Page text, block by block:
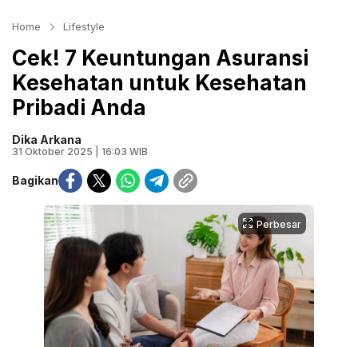
Home Lifestyle
Cek! 7 Keuntungan Asuransi
Kesehatan untuk Kesehatan
Pribadi Anda
Dika Arkana
31 Oktober 2025 | 16:03 WIB
Bagikan
Perbesar